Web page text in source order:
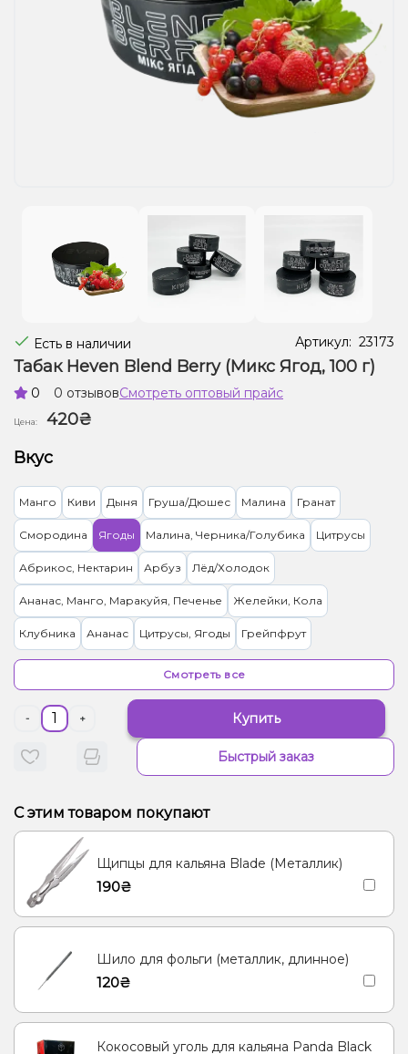
Жидкости для электронных сигарет
Подарочные наборы
Есть в наличии Артикул: 23173
Табак Heven Blend Berry (Микс Ягод, 100 г)
0 0 отзывовСмотреть оптовый прайс
Цена:
420₴
Вкус
Манго Киви Дыня Груша/Дюшес Малина Гранат
Смородина Ягоды Малина, Черника/Голубика Цитрусы
Абрикос, Нектарин Арбуз Лёд/Холодок
Ананас, Манго, Маракуйя, Печенье Желейки, Кола
Клубника Ананас Цитрусы, Ягоды Грейпфрут
Клубника, Сливки/Крем, Пирог/Кондитерка Банан Виноград
Маракуйя
Елка Барбарис Жвачка (фруктовая)
Смотреть все
- + Купить
Быстрый заказ
С этим товаром покупают
Щипцы для кальяна Blade (Металлик)
190₴
Шило для фольги (металлик, длинное)
120₴
Кокосовый уголь для кальяна Panda Black